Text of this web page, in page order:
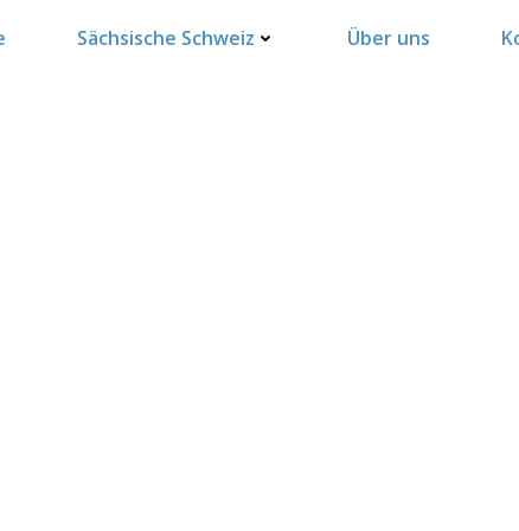
Sächsische Schweiz Über uns